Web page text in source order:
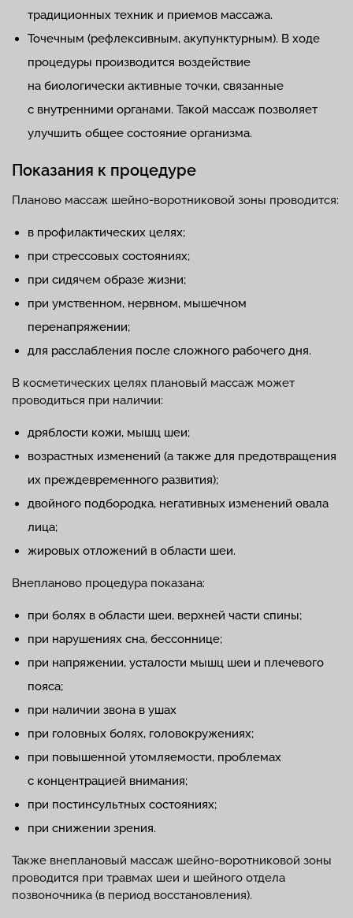
традиционных техник и приемов массажа.
Точечным (рефлексивным, акупунктурным). В ходе
процедуры производится воздействие
на биологически активные точки, связанные
с внутренними органами. Такой массаж позволяет
улучшить общее состояние организма.
Показания к процедуре
Планово массаж шейно-воротниковой зоны проводится:
в профилактических целях;
при стрессовых состояниях;
при сидячем образе жизни;
при умственном, нервном, мышечном
перенапряжении;
для расслабления после сложного рабочего дня.
В косметических целях плановый массаж может
проводиться при наличии:
дряблости кожи, мышц шеи;
возрастных изменений (а также для предотвращения
их преждевременного развития);
двойного подбородка, негативных изменений овала
лица;
жировых отложений в области шеи.
Внепланово процедура показана:
при болях в области шеи, верхней части спины;
при нарушениях сна, бессоннице;
при напряжении, усталости мышц шеи и плечевого
пояса;
при наличии звона в ушах
при головных болях, головокружениях;
при повышенной утомляемости, проблемах
с концентрацией внимания;
при постинсультных состояниях;
при снижении зрения.
Также внеплановый массаж шейно-воротниковой зоны
проводится при травмах шеи и шейного отдела
позвоночника (в период восстановления).